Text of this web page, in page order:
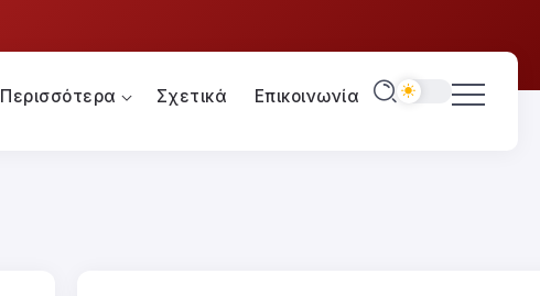
Περισσότερα Σχετικά Επικοινωνία